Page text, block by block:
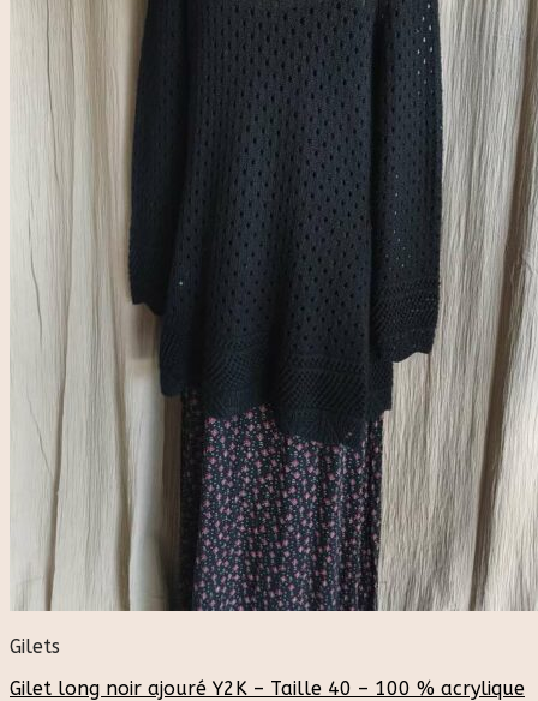
Gilets
Gilet long noir ajouré Y2K – Taille 40 – 100 % acrylique